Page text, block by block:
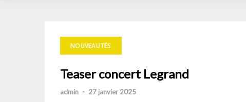
NOUVEAUTÉS
Teaser concert Legrand
admin - 27 janvier 2025